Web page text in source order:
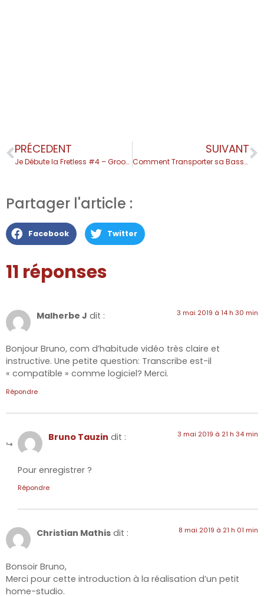
PRÉCEDENT
Je Débute la Fretless #4 – Groove et Mélodie
SUIVANT
Comment Transporter sa Basse en Avion
Partager l'article :
Facebook Twitter
11 réponses
Malherbe J dit : 3 mai 2019 à 14 h 30 min
Bonjour Bruno, com d’habitude vidéo très claire et
instructive. Une petite question: Transcribe est-il
« compatible » comme logiciel? Merci.
Répondre
Bruno Tauzin dit : 3 mai 2019 à 21 h 34 min
Pour enregistrer ?
Répondre
Christian Mathis dit : 8 mai 2019 à 21 h 01 min
Bonsoir Bruno,
Merci pour cette introduction à la réalisation d’un petit
home-studio.